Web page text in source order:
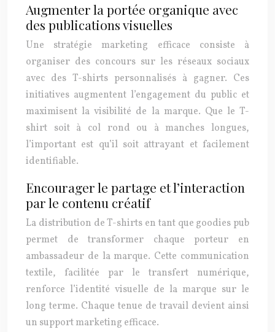
Augmenter la portée organique avec
des publications visuelles
Une stratégie marketing efficace consiste à
organiser des concours sur les réseaux sociaux
avec des T-shirts personnalisés à gagner. Ces
initiatives augmentent l’engagement du public et
maximisent la visibilité de la marque. Que le T-
shirt soit à col rond ou à manches longues,
l’important est qu’il soit attrayant et facilement
identifiable.
Encourager le partage et l’interaction
par le contenu créatif
La distribution de T-shirts en tant que goodies pub
permet de transformer chaque porteur en
ambassadeur de la marque. Cette communication
textile, facilitée par le transfert numérique,
renforce l’identité visuelle de la marque sur le
long terme. Chaque tenue de travail devient ainsi
un support marketing efficace.